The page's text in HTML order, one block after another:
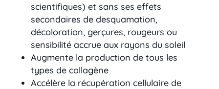
scientifiques) et sans ses effets
secondaires de desquamation,
décoloration, gerçures, rougeurs ou
sensibilité accrue aux rayons du soleil
Augmente la production de tous les
types de collagène
Accélère la récupération cellulaire de